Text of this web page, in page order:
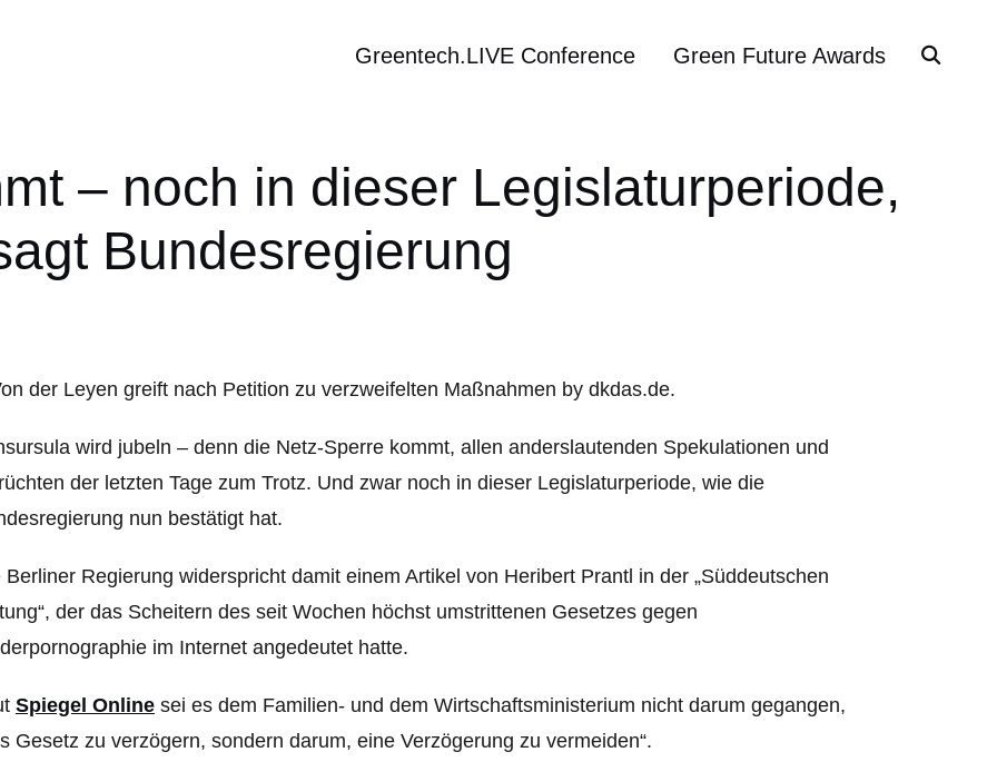
Greentech.LIVE Conference Green Future Awards
– noch in dieser Legislaturperiode,
Bundesregierung
wird jubeln – denn die Netz-Sperre kommt, allen anderslautenden Spekulationen und
der letzten Tage zum Trotz. Und zwar noch in dieser Legislaturperiode, wie die
nun bestätigt hat.
Berliner Regierung widerspricht damit einem Artikel von Heribert Prantl in der „Süddeutschen
der das Scheitern des seit Wochen höchst umstrittenen Gesetzes gegen
im Internet angedeutet hatte.
Spiegel Online sei es dem Familien- und dem Wirtschaftsministerium nicht darum gegangen,
Gesetz zu verzögern, sondern darum, eine Verzögerung zu vermeiden“.